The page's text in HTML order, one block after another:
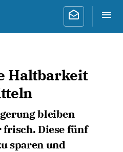
Haltbarkeit
bleiben
frisch. Diese fünf
sparen und